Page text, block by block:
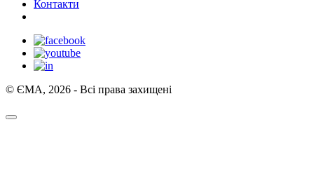
Контакти
© ЄМА, 2026 - Всі права захищені